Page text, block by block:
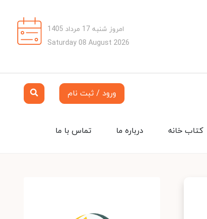
امروز شنبه 17 مرداد 1405
Saturday 08 August 2026
ورود / ثبت نام
تماس با ما درباره ما کتاب خانه